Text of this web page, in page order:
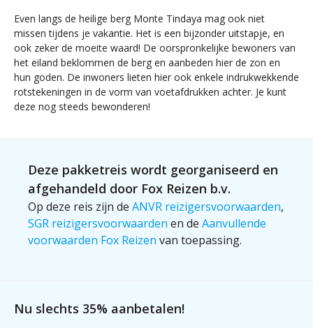
Even langs de heilige berg Monte Tindaya mag ook niet
missen tijdens je vakantie. Het is een bijzonder uitstapje, en
ook zeker de moeite waard! De oorspronkelijke bewoners van
het eiland beklommen de berg en aanbeden hier de zon en
hun goden. De inwoners lieten hier ook enkele indrukwekkende
rotstekeningen in de vorm van voetafdrukken achter. Je kunt
deze nog steeds bewonderen!
Deze pakketreis wordt georganiseerd en
afgehandeld door Fox Reizen b.v.
Op deze reis zijn de ANVR reizigersvoorwaarden,
SGR reizigersvoorwaarden en de Aanvullende
voorwaarden Fox Reizen van toepassing.
Nu slechts 35% aanbetalen!